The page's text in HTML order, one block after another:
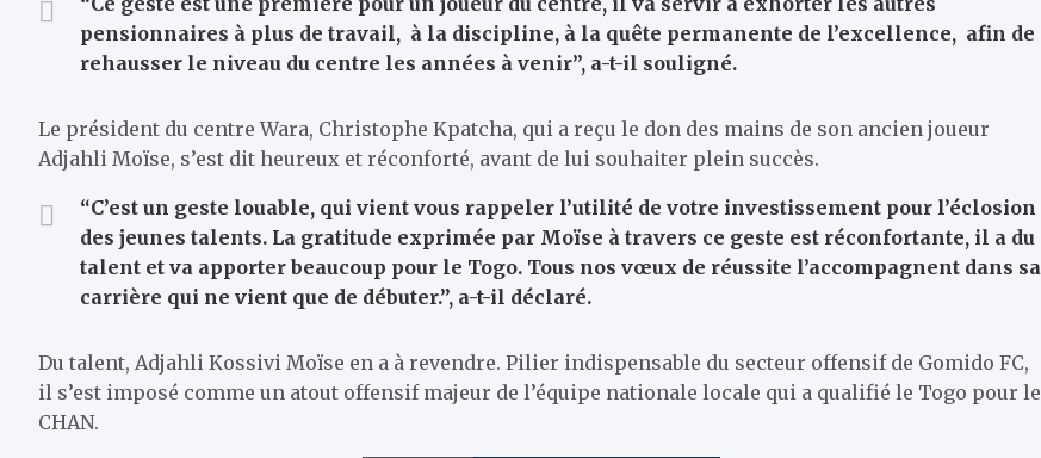
pensionnaires à plus de travail, à la discipline, à la quête permanente de l’excellence, afin de
rehausser le niveau du centre les années à venir”, a-t-il souligné.
Le président du centre Wara, Christophe Kpatcha, qui a reçu le don des mains de son ancien joueur
Adjahli Moïse, s’est dit heureux et réconforté, avant de lui souhaiter plein succès.
“C’est un geste louable, qui vient vous rappeler l’utilité de votre investissement pour l’éclosion
des jeunes talents. La gratitude exprimée par Moïse à travers ce geste est réconfortante, il a du
talent et va apporter beaucoup pour le Togo. Tous nos vœux de réussite l’accompagnent dans sa
carrière qui ne vient que de débuter.”, a-t-il déclaré.
Du talent, Adjahli Kossivi Moïse en a à revendre. Pilier indispensable du secteur offensif de Gomido FC,
il s’est imposé comme un atout offensif majeur de l’équipe nationale locale qui a qualifié le Togo pour le
CHAN.